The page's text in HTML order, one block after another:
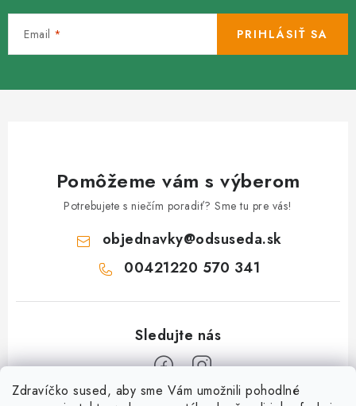
Zdravíčko sused, aby sme Vám umožnili pohodlné
Email PRIHLÁSIŤ SA
Pomôžeme vám s výberom
Potrebujete s niečím poradiť? Sme tu pre vás!
objednavky@odsuseda.sk
00421220 570 341